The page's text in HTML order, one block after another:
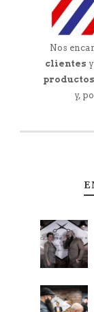
Nos
clientes
productos
y,